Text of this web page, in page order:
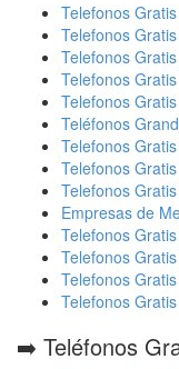
Telefonos
Telefonos
Telefonos
Telefonos
Telefonos
Teléfonos
Telefonos
Telefonos
Telefonos
Empresas de
Telefonos
Telefonos
Telefonos
Telefonos
➡️ Teléfonos